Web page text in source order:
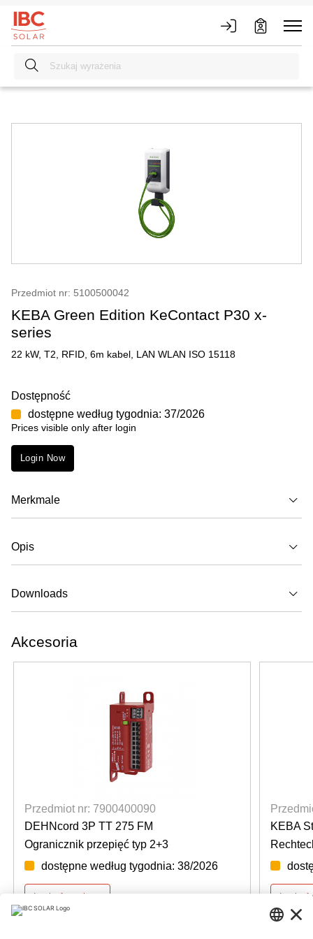
Przedmiot nr: 5100500042
KEBA Green Edition KeContact P30 x-
series
22 kW, T2, RFID, 6m kabel, LAN WLAN ISO 15118
Dostępność
dostępne według tygodnia: 37/2026
Prices visible only after login
Login Now
Merkmale
Opis
Downloads
Akcesoria
Przedmiot nr: 7900400090
DEHNcord 3P TT 275 FM
Ogranicznik przepięć typ 2+3
dostępne według tygodnia: 38/2026
Login for prices
KEBA
Login